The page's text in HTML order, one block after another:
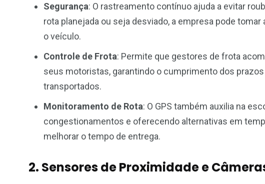
Segurança: O rastreamento contínuo ajuda a evitar
rota planejada ou seja desviado, a empresa pode
o veículo.
Controle de Frota: Permite que gestores de frota
seus motoristas, garantindo o cumprimento dos
transportados.
Monitoramento de Rota: O GPS também auxilia na
congestionamentos e oferecendo alternativas em
melhorar o tempo de entrega.
2. Sensores de Proximidade e